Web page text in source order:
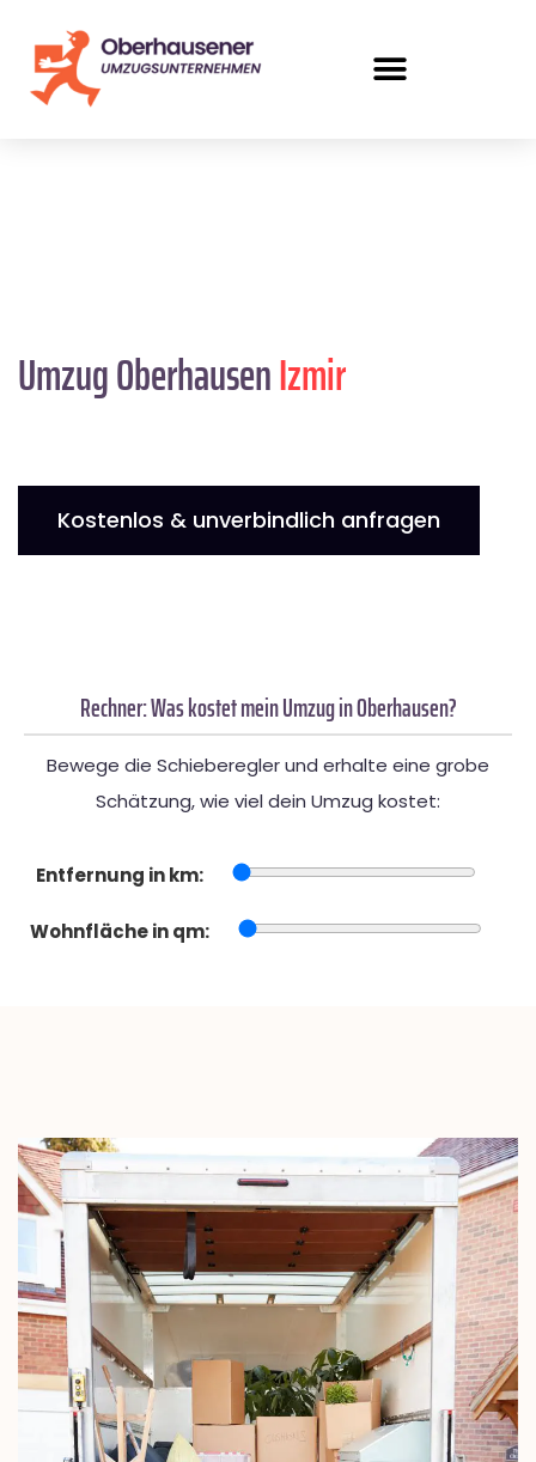
Umzug OberhausenIzmir
Kostenlos & unverbindlich anfragen
Rechner: Was kostet mein Umzug in Oberhausen?
Bewege die Schieberegler und erhalte eine grobe
Schätzung, wie viel dein Umzug kostet:
Entfernung in km:
Wohnfläche in qm: